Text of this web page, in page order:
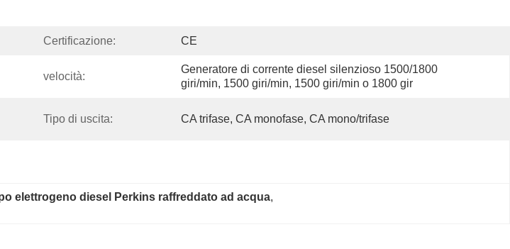
Certificazione: CE
velocità:
Generatore di corrente diesel silenzioso 1500/1800
giri/min, 1500 giri/min, 1500 giri/min o 1800 gir
Tipo di uscita: CA trifase, CA monofase, CA mono/trifase
elettrogeno diesel Perkins raffreddato ad acqua,